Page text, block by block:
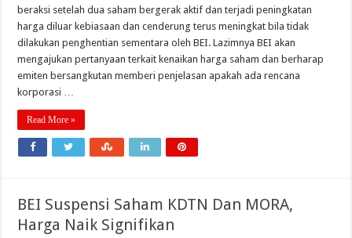
beraksi setelah dua saham bergerak aktif dan terjadi peningkatan
harga diluar kebiasaan dan cenderung terus meningkat bila tidak
dilakukan penghentian sementara oleh BEI. Lazimnya BEI akan
mengajukan pertanyaan terkait kenaikan harga saham dan berharap
emiten bersangkutan memberi penjelasan apakah ada rencana
korporasi …
Read More »
BEI Suspensi Saham KDTN Dan MORA,
Harga Naik Signifikan